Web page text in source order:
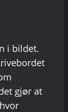
i bildet.
gjør at